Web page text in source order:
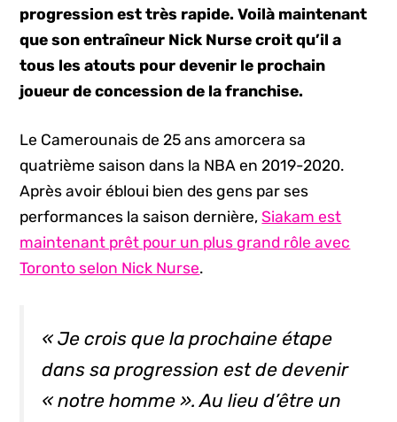
progression est très rapide. Voilà maintenant
que son entraîneur Nick Nurse croit qu’il a
tous les atouts pour devenir le prochain
joueur de concession de la franchise.
Le Camerounais de 25 ans amorcera sa
quatrième saison dans la NBA en 2019-2020.
Après avoir ébloui bien des gens par ses
performances la saison dernière,Siakam est
maintenant prêt pour un plus grand rôle avec
Toronto selon Nick Nurse.
« Je crois que la prochaine étape
dans sa progression est de devenir
« notre homme ». Au lieu d’être un